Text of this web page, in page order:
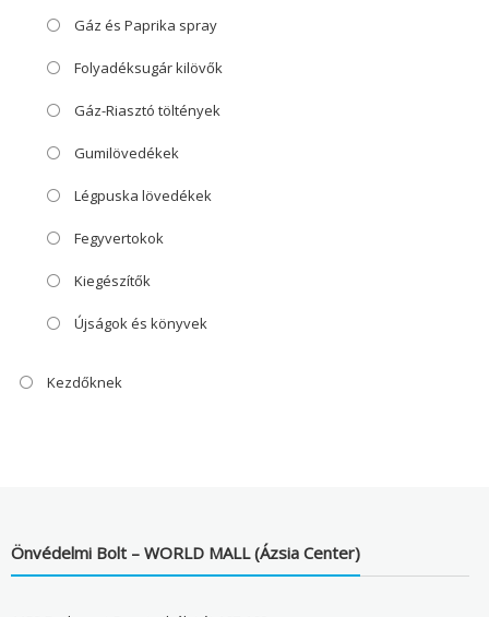
Gáz és Paprika spray
Folyadéksugár kilövők
Gáz-Riasztó töltények
Gumilövedékek
Légpuska lövedékek
Fegyvertokok
Kiegészítők
Újságok és könyvek
Kezdőknek
Önvédelmi Bolt – WORLD MALL (Ázsia Center)